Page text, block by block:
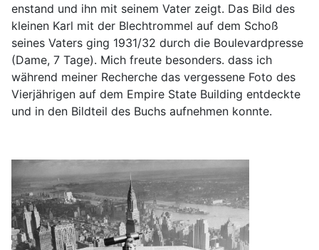
enstand und ihn mit seinem Vater zeigt. Das Bild des
kleinen Karl mit der Blechtrommel auf dem Schoß
seines Vaters ging 1931/32 durch die Boulevardpresse
(Dame, 7 Tage). Mich freute besonders. dass ich
während meiner Recherche das vergessene Foto des
Vierjährigen auf dem Empire State Building entdeckte
und in den Bildteil des Buchs aufnehmen konnte.